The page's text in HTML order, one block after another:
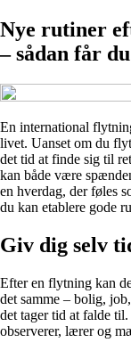
Nye rutiner
– sådan får
En international
livet. Uanset om du
det tid at finde sig til
kan både være
en hverdag, der føles
du kan etablere gode
Giv dig selv
Efter en flytning kan
det samme – bolig,
det tager tid at falde
observerer, lærer og